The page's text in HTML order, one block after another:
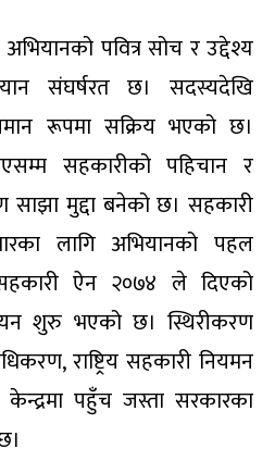
पवित्र सोच र उद्देश्य
संघर्षरत छ। सदस्यदेखि
रूपमा सक्रिय भएको छ।
सहकारीको पहिचान र
मुद्दा बनेको छ। सहकारी
लागि अभियानको पहल
ऐन २०७४ ले दिएको
शुरु भएको छ। स्थिरीकरण
राष्ट्रिय सहकारी नियमन
केन्द्रमा पहुँच जस्ता सरकारका